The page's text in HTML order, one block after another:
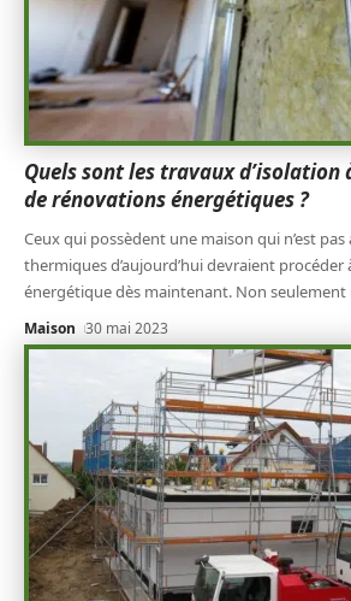
Quels sont les travaux d’isolation
de rénovations énergétiques ?
Ceux qui possèdent une maison qui n’est
thermiques d’aujourd’hui devraient
énergétique dès maintenant. Non
Maison 30 mai 2023